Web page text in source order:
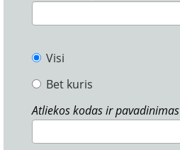
Visi
Bet kuris
Atliekos kodas ir pavadinimas